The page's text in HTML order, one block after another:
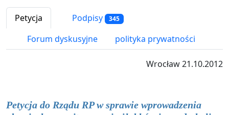
Petycja Podpisy 345
Forum dyskusyjne polityka prywatności
Wrocław 21.10.2012
Petycja do Rządu RP w sprawie wprowadzenia